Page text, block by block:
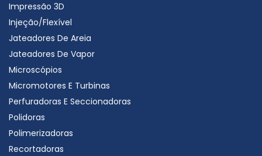
Impressão 3D
Injeção/Flexível
Jateadores De Areia
Jateadores De Vapor
Microscópios
Micromotores E Turbinas
Perfuradoras E Seccionadoras
Polidoras
Polimerizadoras
Recortadoras